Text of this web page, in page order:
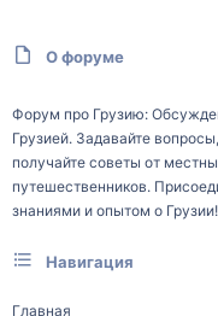
О форуме
Форум про Грузию:
Грузией. Задавайте
получайте советы от
путешественников.
знаниями и опытом о
Навигация
Главная